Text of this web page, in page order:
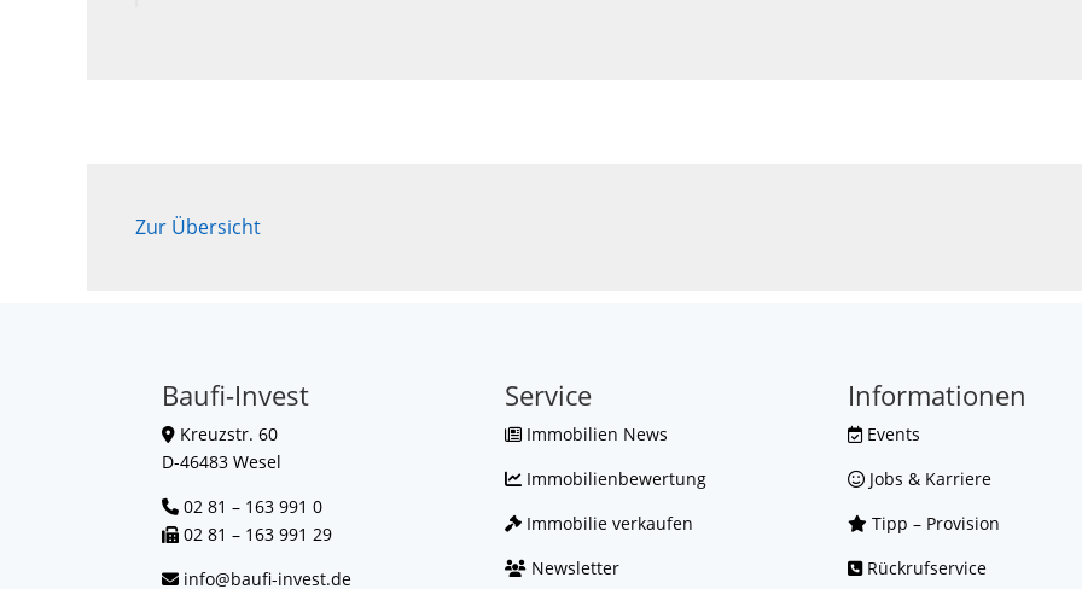
Zur Übersicht
Baufi-Invest
Kreuzstr. 60
D-46483 Wesel
02 81 – 163 991 0
02 81 – 163 991 29
info@baufi-invest.de
Service
Immobilien News
Immobilienbewertung
Immobilie verkaufen
Newsletter
Informationen
Events
Jobs & Karriere
Tipp – Provision
Rückrufservice